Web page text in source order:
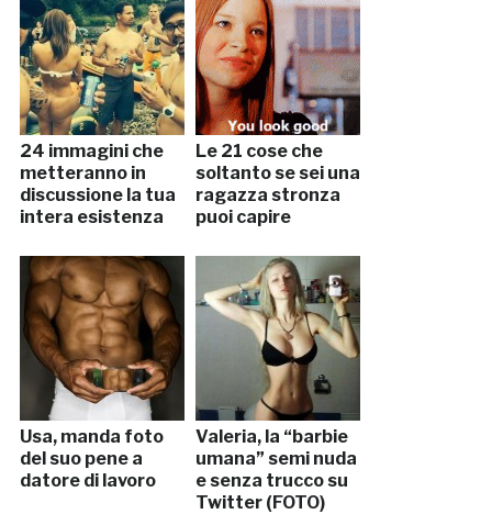
24 immagini che
metteranno in
discussione la tua
intera esistenza
Le 21 cose che
soltanto se sei una
ragazza stronza
puoi capire
Usa, manda foto
del suo pene a
datore di lavoro
Valeria, la “barbie
umana” semi nuda
e senza trucco su
Twitter (FOTO)